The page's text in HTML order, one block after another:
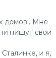
домов.. Мне
пишут свои
и я,